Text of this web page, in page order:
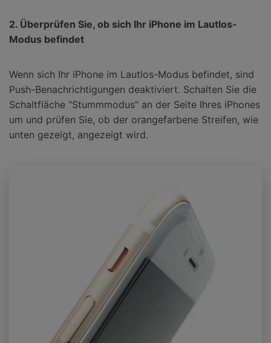
2. Überprüfen Sie, ob sich Ihr iPhone im Lautlos-
Modus befindet
Wenn sich Ihr iPhone im Lautlos-Modus befindet, sind
Push-Benachrichtigungen deaktiviert. Schalten Sie die
Schaltfläche "Stummmodus" an der Seite Ihres iPhones
um und prüfen Sie, ob der orangefarbene Streifen, wie
unten gezeigt, angezeigt wird.